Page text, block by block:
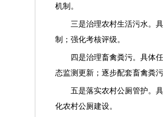
机制。
三是治理农村生活污水。
制；强化考核评级。
四是治理畜禽粪污。具体
态监测更新；逐步配套畜禽粪
五是落实农村公厕管护。
化农村公厕建设。